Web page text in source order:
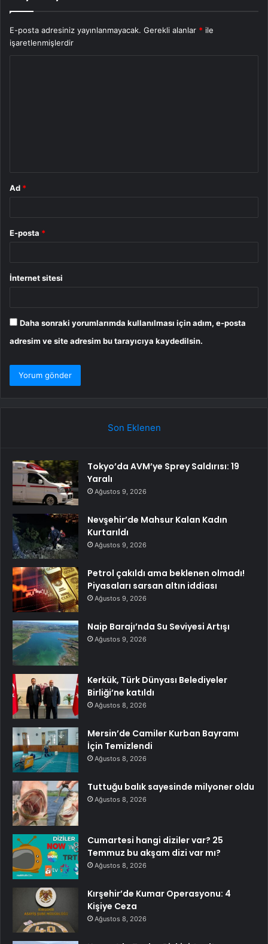
E-posta adresiniz yayınlanmayacak. Gerekli alanlar * ile
işaretlenmişlerdir
Ad *
E-posta *
İnternet sitesi
Daha sonraki yorumlarımda kullanılması için adım, e-posta
adresim ve site adresim bu tarayıcıya kaydedilsin.
Son Eklenen
Tokyo’da AVM’ye Sprey Saldırısı: 19
Yaralı
Ağustos 9, 2026
Nevşehir’de Mahsur Kalan Kadın
Kurtarıldı
Ağustos 9, 2026
Petrol çakıldı ama beklenen olmadı!
Piyasaları sarsan altın iddiası
Ağustos 9, 2026
Naip Barajı’nda Su Seviyesi Artışı
Ağustos 9, 2026
Kerkük, Türk Dünyası Belediyeler
Birliği’ne katıldı
Ağustos 8, 2026
Mersin’de Camiler Kurban Bayramı
İçin Temizlendi
Ağustos 8, 2026
Tuttuğu balık sayesinde milyoner oldu
Ağustos 8, 2026
Cumartesi hangi diziler var? 25
Temmuz bu akşam dizi var mı?
Ağustos 8, 2026
Kırşehir’de Kumar Operasyonu: 4
Kişiye Ceza
Ağustos 8, 2026